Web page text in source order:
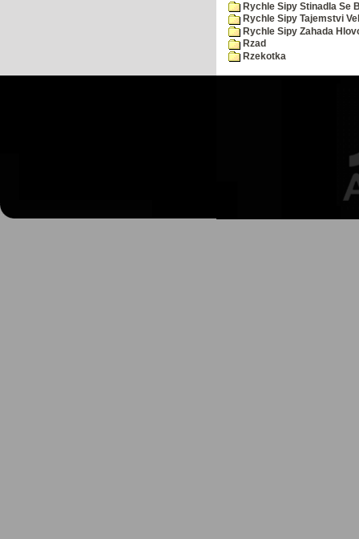
Rychle Sipy Stinadla Se
Rychle Sipy Tajemstvi
Rychle Sipy Zahada
Rzad
Rzekotka